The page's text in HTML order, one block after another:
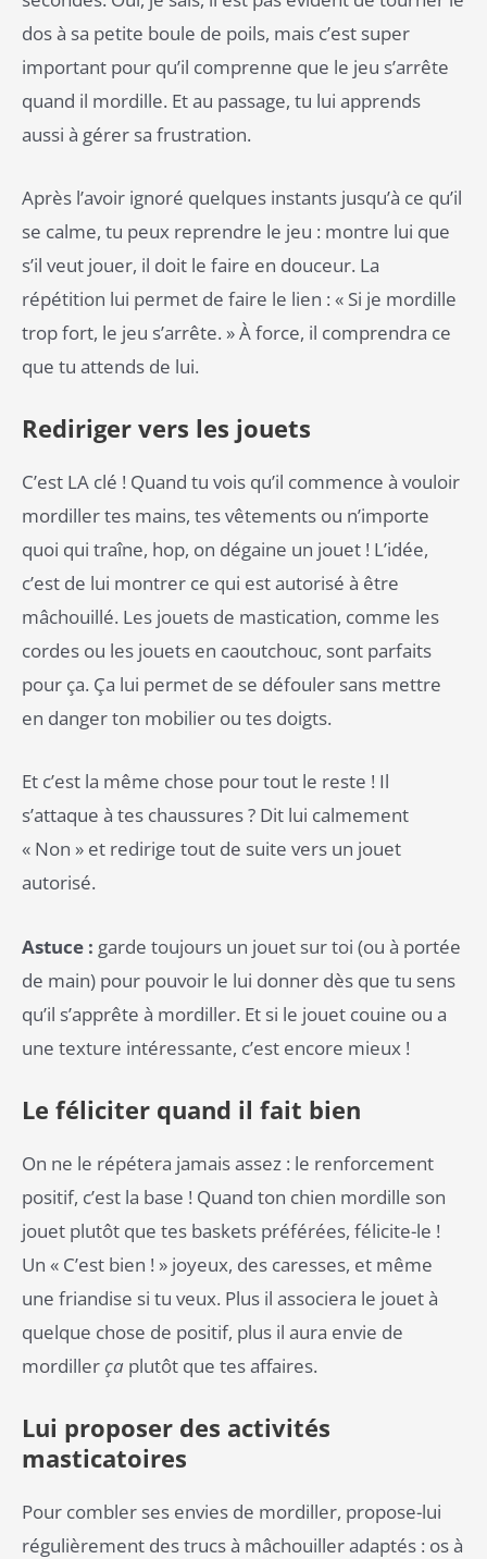
dos à sa petite boule de poils, mais c’est super
important pour qu’il comprenne que le jeu s’arrête
quand il mordille. Et au passage, tu lui apprends
aussi à gérer sa frustration.
Après l’avoir ignoré quelques instants jusqu’à ce qu’il
se calme, tu peux reprendre le jeu : montre lui que
s’il veut jouer, il doit le faire en douceur. La
répétition lui permet de faire le lien : « Si je mordille
trop fort, le jeu s’arrête. » À force, il comprendra ce
que tu attends de lui.
Rediriger vers les jouets
C’est LA clé ! Quand tu vois qu’il commence à vouloir
mordiller tes mains, tes vêtements ou n’importe
quoi qui traîne, hop, on dégaine un jouet ! L’idée,
c’est de lui montrer ce qui est autorisé à être
mâchouillé. Les jouets de mastication, comme les
cordes ou les jouets en caoutchouc, sont parfaits
pour ça. Ça lui permet de se défouler sans mettre
en danger ton mobilier ou tes doigts.
Et c’est la même chose pour tout le reste ! Il
s’attaque à tes chaussures ? Dit lui calmement
« Non » et redirige tout de suite vers un jouet
autorisé.
Astuce : garde toujours un jouet sur toi (ou à portée
de main) pour pouvoir le lui donner dès que tu sens
qu’il s’apprête à mordiller. Et si le jouet couine ou a
une texture intéressante, c’est encore mieux !
Le féliciter quand il fait bien
On ne le répétera jamais assez : le renforcement
positif, c’est la base ! Quand ton chien mordille son
jouet plutôt que tes baskets préférées, félicite-le !
Un « C’est bien ! » joyeux, des caresses, et même
une friandise si tu veux. Plus il associera le jouet à
quelque chose de positif, plus il aura envie de
mordillerça plutôt que tes affaires.
Lui proposer des activités
masticatoires
Pour combler ses envies de mordiller, propose-lui
régulièrement des trucs à mâchouiller adaptés : os à